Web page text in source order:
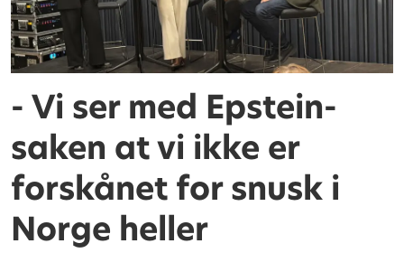
- Vi ser med Epstein-
saken at vi ikke er
forskånet for snusk i
Norge heller